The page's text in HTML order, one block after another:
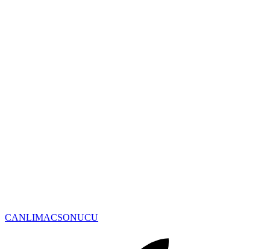
CANLIMACSONUCU